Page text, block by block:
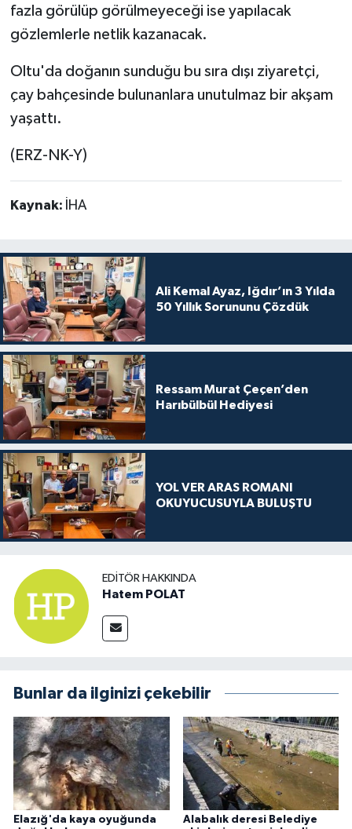
fazla görülüp görülmeyeceği ise yapılacak
gözlemlerle netlik kazanacak.
Oltu'da doğanın sunduğu bu sıra dışı ziyaretçi,
çay bahçesinde bulunanlara unutulmaz bir akşam
yaşattı.
(ERZ-NK-Y)
Kaynak: İHA
Ali Kemal Ayaz, Iğdır’ın 3 Yılda
50 Yıllık Sorununu Çözdük
Ressam Murat Çeçen’den
Harıbülbül Hediyesi
YOL VER ARAS ROMANI
OKUYUCUSUYLA BULUŞTU
EDITÖR HAKKINDA
Hatem POLAT
Bunlar da ilginizi çekebilir
Elazığ'da kaya oyuğunda
Alabalık deresi Belediye